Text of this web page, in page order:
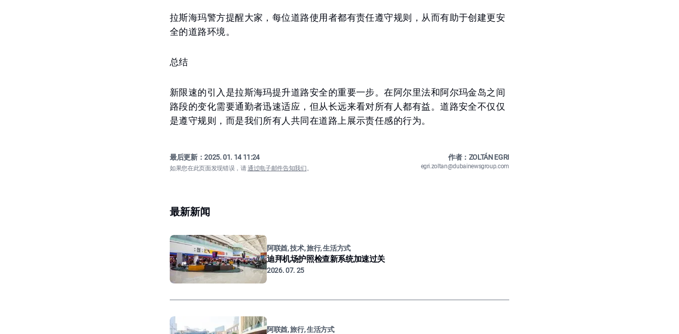
拉斯海玛警方提醒大家，每位道路使用者都有责任遵守规则，从而有助于创建更安
全的道路环境。
总结
新限速的引入是拉斯海玛提升道路安全的重要一步。在阿尔里法和阿尔玛金岛之间
路段的变化需要通勤者迅速适应，但从长远来看对所有人都有益。道路安全不仅仅
是遵守规则，而是我们所有人共同在道路上展示责任感的行为。
最后更新：2025. 01. 14 11:24
如果您在此页面发现错误，请通过电子邮件告知我们。
作者：ZOLTÁN EGRI
egri.zoltan@dubainewsgroup.com
最新新闻
阿联酋, 技术, 旅行, 生活方式
迪拜机场护照检查新系统加速过关
2026. 07. 25
阿联酋, 旅行, 生活方式